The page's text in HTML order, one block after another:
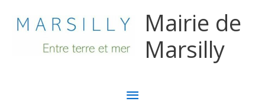
Mairie de
Marsilly
MENU